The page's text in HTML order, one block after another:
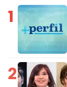
1
2